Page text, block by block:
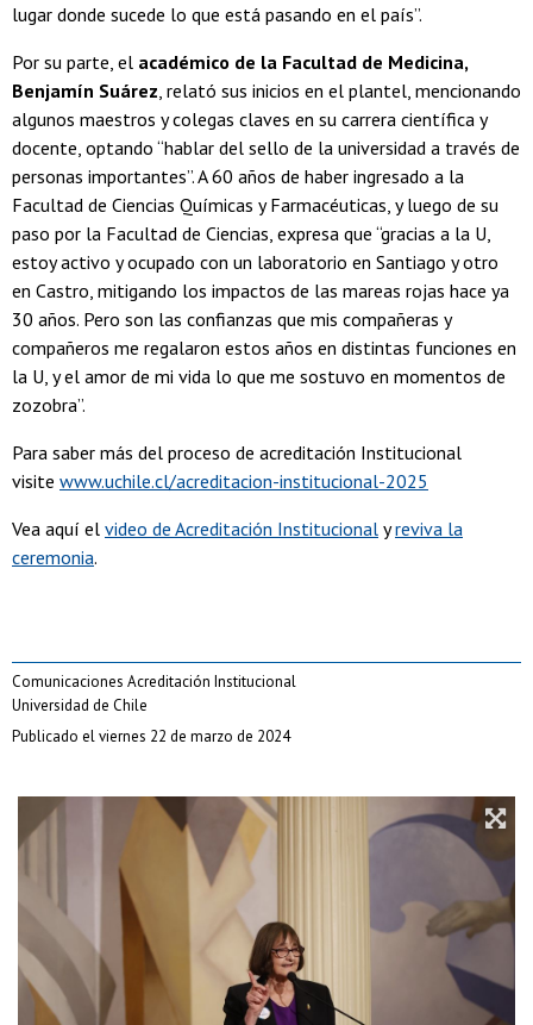
lugar donde sucede lo que está pasando en el país”.
Por su parte, el académico de la Facultad de Medicina,
Benjamín Suárez, relató sus inicios en el plantel, mencionando
algunos maestros y colegas claves en su carrera científica y
docente, optando “hablar del sello de la universidad a través de
personas importantes”. A 60 años de haber ingresado a la
Facultad de Ciencias Químicas y Farmacéuticas, y luego de su
paso por la Facultad de Ciencias, expresa que “gracias a la U,
estoy activo y ocupado con un laboratorio en Santiago y otro
en Castro, mitigando los impactos de las mareas rojas hace ya
30 años. Pero son las confianzas que mis compañeras y
compañeros me regalaron estos años en distintas funciones en
la U, y el amor de mi vida lo que me sostuvo en momentos de
zozobra”.
Para saber más del proceso de acreditación Institucional
visite www.uchile.cl/acreditacion-institucional-2025
Vea aquí el video de Acreditación Institucional yreviva la
ceremonia.
Comunicaciones Acreditación Institucional
Universidad de Chile
Publicado el viernes 22 de marzo de 2024